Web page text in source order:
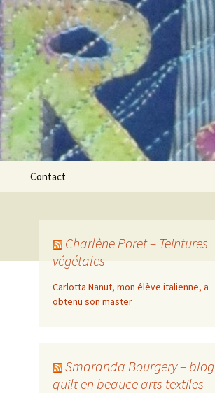
Contact
Charlène Poret – Teintures
végétales
Carlotta Nanut, mon élève italienne, a
obtenu son master
Smaranda Bourgery – blog
quilt en beauce arts textiles